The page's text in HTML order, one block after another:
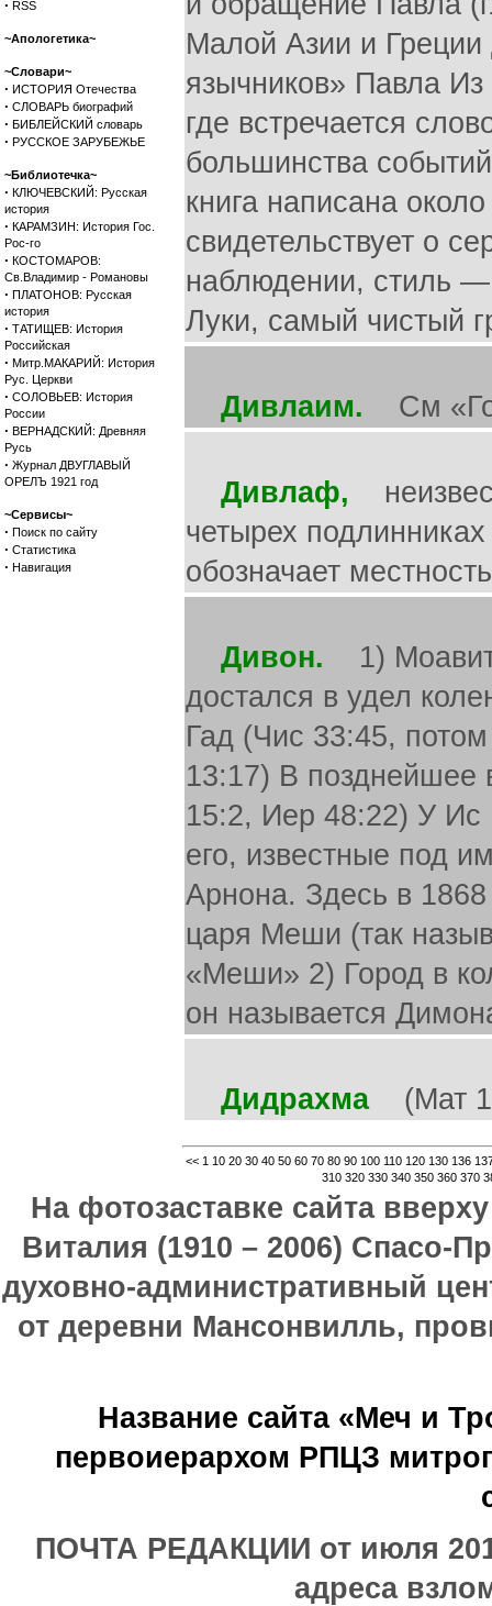
· RSS
~Апологетика~
~Словари~
· ИСТОРИЯ Отечества
· СЛОВАРЬ биографий
· БИБЛЕЙСКИЙ словарь
· РУССКОЕ ЗАРУБЕЖЬЕ
~Библиотечка~
· КЛЮЧЕВСКИЙ: Русская
история
· КАРАМЗИН: История Гос.
Рос-го
· КОСТОМАРОВ:
Св.Владимир - Романовы
· ПЛАТОНОВ: Русская
история
· ТАТИЩЕВ: История
Российская
· Митр.МАКАРИЙ: История
Рус. Церкви
· СОЛОВЬЕВ: История
России
· ВЕРНАДСКИЙ: Древняя
Русь
· Журнал ДВУГЛАВЫЙ
ОРЕЛЪ 1921 год
~Сервисы~
· Поиск по сайту
· Статистика
· Навигация
Малой Азии и Греции
язычников» Павла
где встречается
большинства
книга написана
свидетельствует о
наблюдении, стиль —
Луки, самый чистый
Дивлаим. См
Дивлаф,
четырех
обозначает
Дивон. 1)
достался в удел
Гад (Чис 33:45,
13:17) В позднейшее
15:2, Иер 48:22) У Ис
его, известные под
Арнона. Здесь в
царя Меши (так
«Меши» 2) Город в
он называется
Дидрахма(Мат
<< 1 10 20 30 40 50 60 70 80 90 100 110 120 130 136
310 320 330 340 350 360 370
На фотозаставке сайта
Виталия (1910 – 2006) Спасо-
духовно-административный
от деревни Мансонвилль,
Название сайта «Меч и
первоиерархом РПЦЗ
ПОЧТА РЕДАКЦИИ от июля
адреса